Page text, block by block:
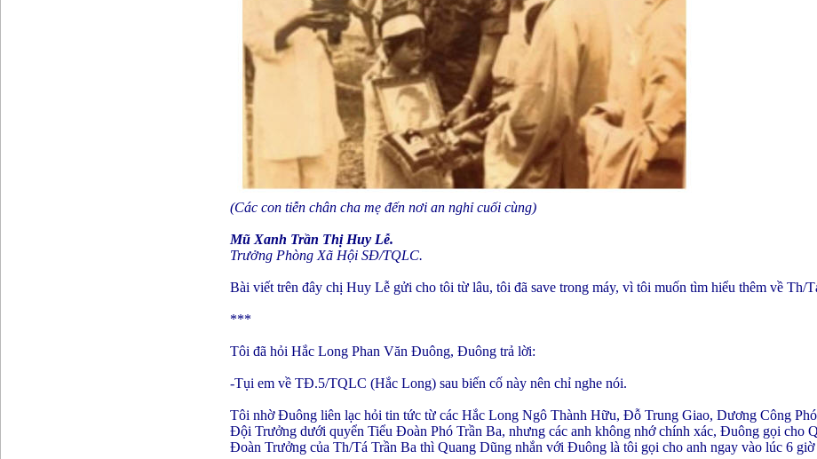
(Các con tiễn chân cha mẹ đến nơi an nghỉ cuối cùng)
Mũ Xanh Trần Thị Huy Lễ.
Trưởng Phòng Xã Hội SĐ/TQLC.
Bài viết trên đây chị Huy Lễ gửi cho tôi từ lâu, tôi đã save trong máy, vì tôi muốn tìm hiểu thêm về Th/
***
Tôi đã hỏi Hắc Long Phan Văn Đuông, Đuông trả lời:
-Tụi em về TĐ.5/TQLC (Hắc Long) sau biến cố này nên chỉ nghe nói.
Tôi nhờ Đuông liên lạc hỏi tin tức từ các Hắc Long Ngô Thành Hữu, Đỗ Trung Giao, Dương Công
Đội Trưởng dưới quyển Tiểu Đoàn Phó Trần Ba, nhưng các anh không nhớ chính xác, Đuông gọi cho
Đoàn Trưởng của Th/Tá Trần Ba thì Quang Dũng nhắn với Đuông là tôi gọi cho anh ngay vào lúc 6 giờ